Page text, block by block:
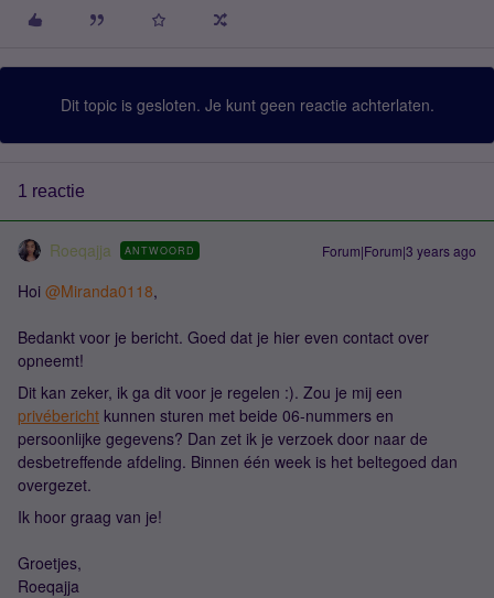
Dit topic is gesloten. Je kunt geen reactie achterlaten.
1 reactie
Roeqajja ANTWOORD Forum|Forum|3 years ago
Hoi @Miranda0118,
Bedankt voor je bericht. Goed dat je hier even contact over
opneemt!
Dit kan zeker, ik ga dit voor je regelen :). Zou je mij een
privébericht kunnen sturen met beide 06-nummers en
persoonlijke gegevens? Dan zet ik je verzoek door naar de
desbetreffende afdeling. Binnen één week is het beltegoed dan
overgezet.
Ik hoor graag van je!
Groetjes,
Roeqajja